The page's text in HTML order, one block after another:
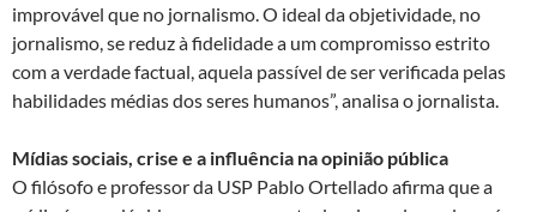
improvável que no jornalismo. O ideal da objetividade, no
jornalismo, se reduz à fidelidade a um compromisso estrito
com a verdade factual, aquela passível de ser verificada pelas
habilidades médias dos seres humanos”, analisa o jornalista.
Mídias sociais, crise e a influência na opinião pública
O filósofo e professor da USP Pablo Ortellado afirma que a